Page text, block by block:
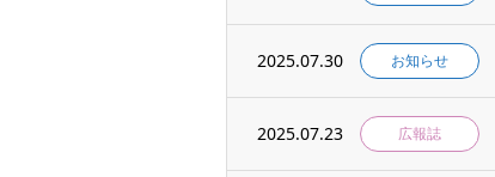
2025.07.30 お知らせ
2025.07.23 広報誌